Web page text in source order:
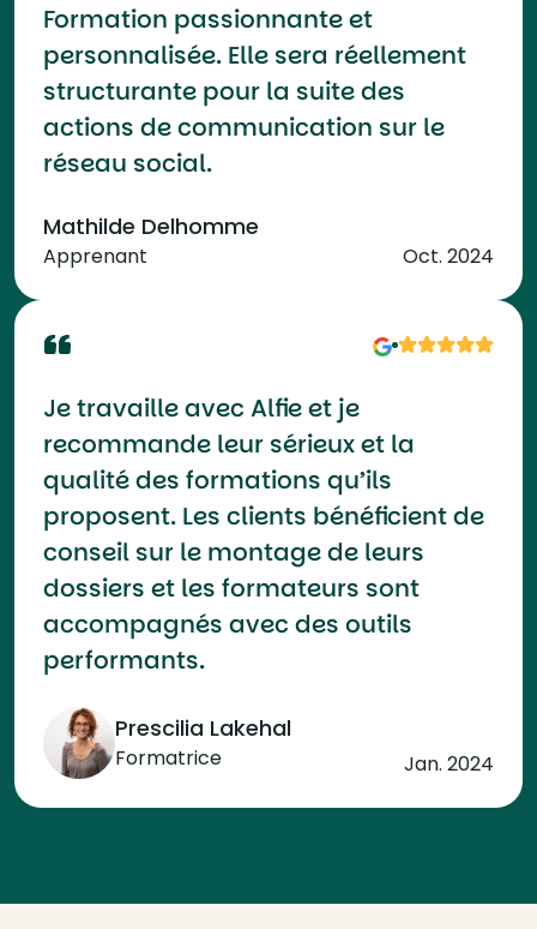
Formation passionnante et
personnalisée. Elle sera réellement
structurante pour la suite des
actions de communication sur le
réseau social.
Mathilde Delhomme
Apprenant Oct. 2024
Je travaille avec Alfie et je
recommande leur sérieux et la
qualité des formations qu’ils
proposent. Les clients bénéficient de
conseil sur le montage de leurs
dossiers et les formateurs sont
accompagnés avec des outils
performants.
Prescilia Lakehal
Formatrice Jan. 2024